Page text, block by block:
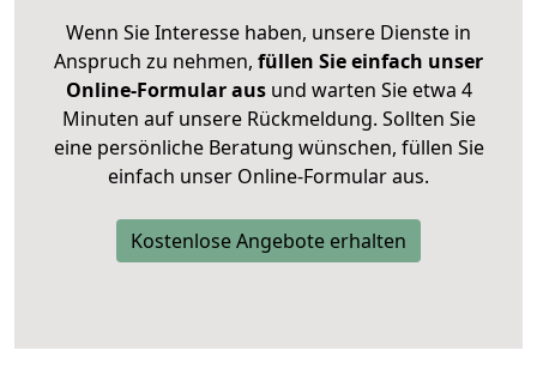
Wenn Sie Interesse haben, unsere Dienste in
Anspruch zu nehmen, füllen Sie einfach unser
Online-Formular ausund warten Sie etwa 4
Minuten auf unsere Rückmeldung. Sollten Sie
eine persönliche Beratung wünschen, füllen Sie
einfach unser Online-Formular aus.
Kostenlose Angebote erhalten